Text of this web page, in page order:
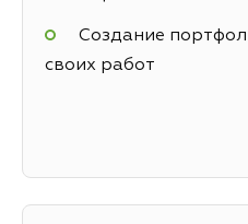
Создание
своих работ